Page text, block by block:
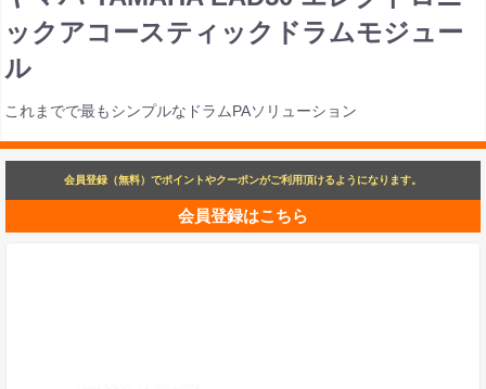
ックアコースティックドラムモジュー
ル
これまでで最もシンプルなドラムPAソリューション
会員登録（無料）でポイントやクーポンがご利用頂けるようになります。
会員登録はこちら